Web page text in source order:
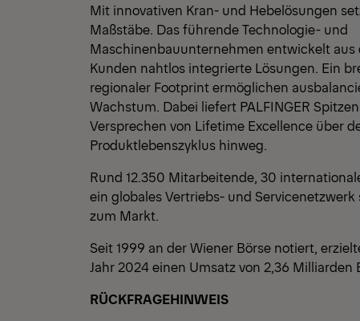
Mit innovativen Kran- und Hebelösungen
Maßstäbe. Das führende Technologie- und
Maschinenbauunternehmen entwickelt aus
Kunden nahtlos integrierte Lösungen. Ein
regionaler Footprint ermöglichen
Wachstum. Dabei liefert PALFINGER
Versprechen von Lifetime Excellence über
Produktlebenszyklus hinweg.
Rund 12.350 Mitarbeitende, 30
ein globales Vertriebs- und
zum Markt.
Seit 1999 an der Wiener Börse notiert,
Jahr 2024 einen Umsatz von 2,36 Milliarden
RÜCKFRAGEHINWEIS